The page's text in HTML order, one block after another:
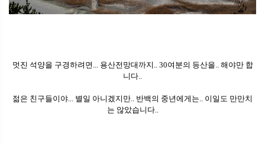
멋진 석양을 구경하려면... 용산전망대까지.. 30여분의 등산을.. 해야만 합
니다..
젊은 친구들이야... 별일 아니겠지만.. 반백의 중년에게는.. 이일도 만만치
는 않았습니다..